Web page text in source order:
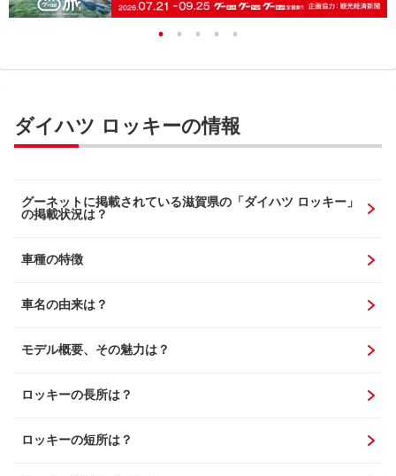
ダイハツ ロッキーの情報
グーネットに掲載されている滋賀県の「ダイハツ ロッキー」
の掲載状況は？
車種の特徴
車名の由来は？
モデル概要、その魅力は？
ロッキーの長所は？
ロッキーの短所は？